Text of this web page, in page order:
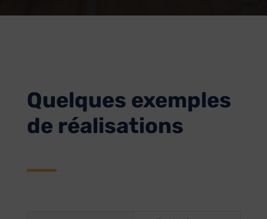
Quelques exemples
de réalisations